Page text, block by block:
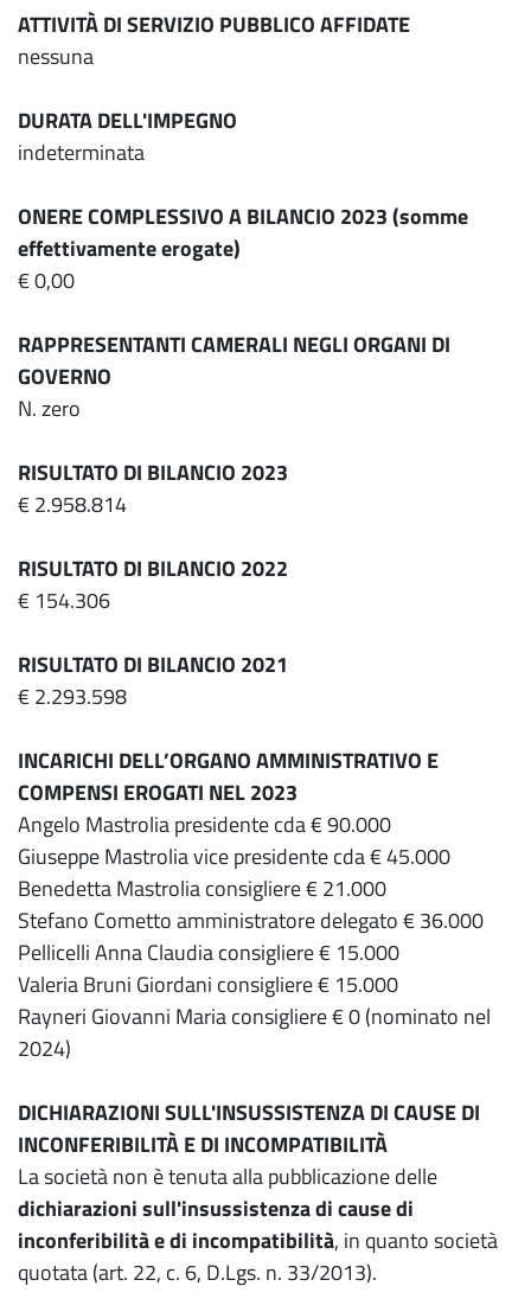
ATTIVITÀ DI SERVIZIO PUBBLICO AFFIDATE
nessuna
DURATA DELL'IMPEGNO
indeterminata
ONERE COMPLESSIVO A BILANCIO 2023 (somme
effettivamente erogate)
€ 0,00
RAPPRESENTANTI CAMERALI NEGLI ORGANI DI
GOVERNO
N. zero
RISULTATO DI BILANCIO 2023
€ 2.958.814
RISULTATO DI BILANCIO 2022
€ 154.306
RISULTATO DI BILANCIO 2021
€ 2.293.598
INCARICHI DELL’ORGANO AMMINISTRATIVO E
COMPENSI EROGATI NEL 2023
Angelo Mastrolia presidente cda € 90.000
Giuseppe Mastrolia vice presidente cda € 45.000
Benedetta Mastrolia consigliere € 21.000
Stefano Cometto amministratore delegato € 36.000
Pellicelli Anna Claudia consigliere € 15.000
Valeria Bruni Giordani consigliere € 15.000
Rayneri Giovanni Maria consigliere € 0 (nominato nel
2024)
DICHIARAZIONI SULL'INSUSSISTENZA DI CAUSE DI
INCONFERIBILITÀ E DI INCOMPATIBILITÀ
La società non è tenuta alla pubblicazione delle
dichiarazioni sull'insussistenza di cause di
inconferibilità e di incompatibilità, in quanto società
quotata (art. 22, c. 6, D.Lgs. n. 33/2013).